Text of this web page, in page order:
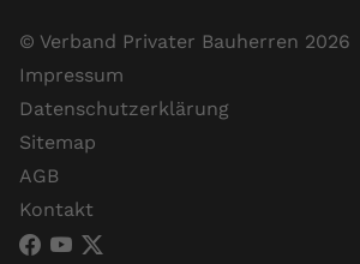
© Verband Privater Bauherren 2026
Impressum
Datenschutzerklärung
Sitemap
AGB
Kontakt